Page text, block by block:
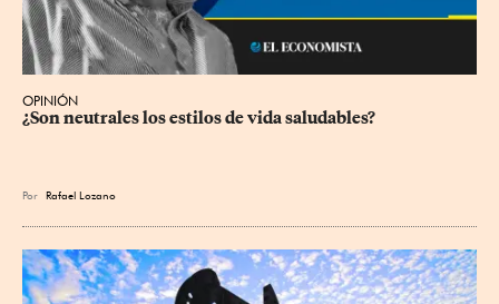
OPINIÓN
¿Son neutrales los estilos de vida saludables?
Por Rafael Lozano